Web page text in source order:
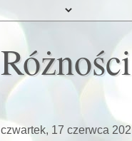
czwartek, 17 czerwca